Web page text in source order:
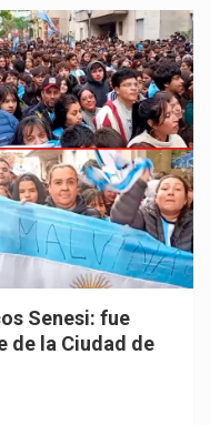
Senesi: fue
de la Ciudad de